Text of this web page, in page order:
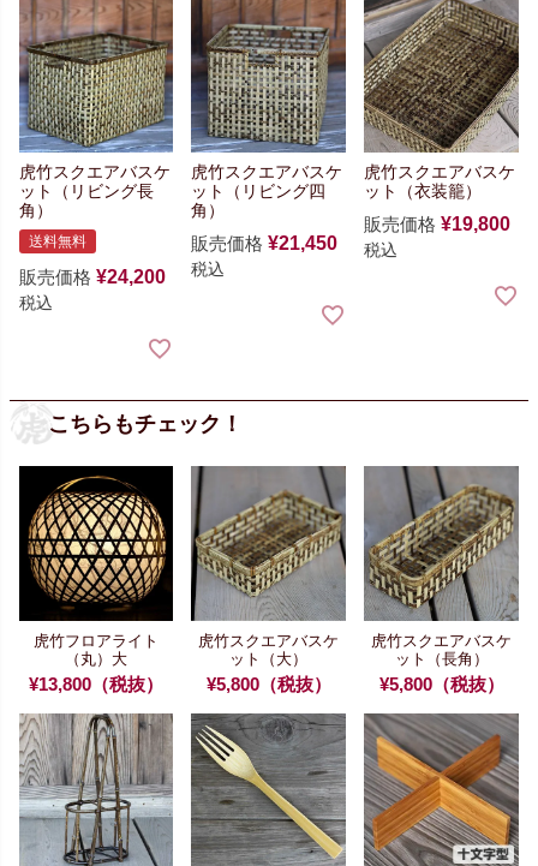
虎竹スクエアバスケ
ット（リビング長
角）
送料無料
販売価格 ¥24,200
税込
虎竹スクエアバスケ
ット（リビング四
角）
販売価格 ¥21,450
税込
虎竹スクエアバスケ
ット（衣装籠）
販売価格 ¥19,800
税込
こちらもチェック！
虎竹フロアライト
（丸）大
¥13,800（税抜）
虎竹スクエアバスケ
ット（大）
¥5,800（税抜）
虎竹スクエアバスケ
ット（長角）
¥5,800（税抜）